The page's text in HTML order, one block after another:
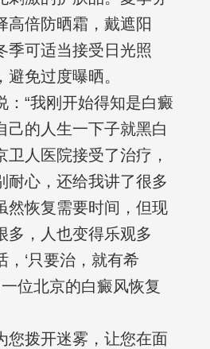
高倍防晒霜，戴遮阳
季可适当接受日光照
免过度曝晒。
：“我刚开始得知是白癜
己的人生一下子就黑白
卫人医院接受了治疗，
耐心，还给我讲了很多
然恢复需要时间，但现
多，人也变得乐观多
，‘只要治，就有希
位北京的白癜风恢复
您拨开迷雾，让您在面